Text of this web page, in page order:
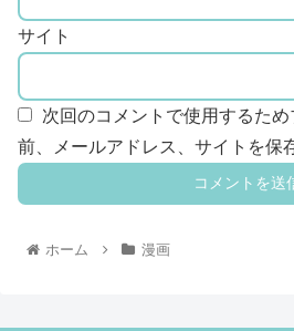
サイト
次回のコメントで使用するた
前、メールアドレス、サイトを保
ホーム 漫画